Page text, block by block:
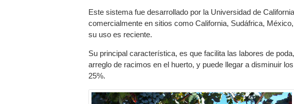
Este sistema fue desarrollado por la Universidad de
comercialmente en sitios como California, Sudáfrica,
su uso es reciente.
Su principal característica, es que facilita las labores de
arreglo de racimos en el huerto, y puede llegar a disminuir
25%.